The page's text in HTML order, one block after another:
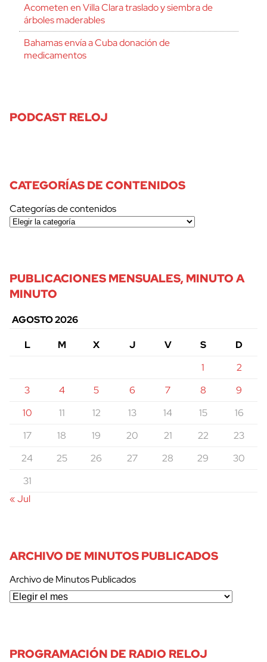
Acometen en Villa Clara traslado y siembra de
árboles maderables
Bahamas envía a Cuba donación de
medicamentos
PODCAST RELOJ
CATEGORÍAS DE CONTENIDOS
Categorías de contenidos
PUBLICACIONES MENSUALES, MINUTO A
MINUTO
AGOSTO 2026
L
M X J V S
D
1
2
3
4 5 6 7 8
9
10
11 12 13 14 15
16
17
18 19 20 21 22
23
24
25 26 27 28 29
30
31
« Jul
ARCHIVO DE MINUTOS PUBLICADOS
Archivo de Minutos Publicados
PROGRAMACIÓN DE RADIO RELOJ